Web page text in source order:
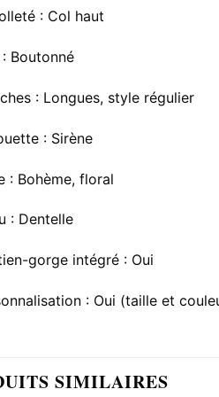
: Col haut
Boutonné
: Longues, style régulier
: Sirène
: Bohème, floral
: Dentelle
gorge intégré : Oui
: Oui (taille et
SIMILAIRES